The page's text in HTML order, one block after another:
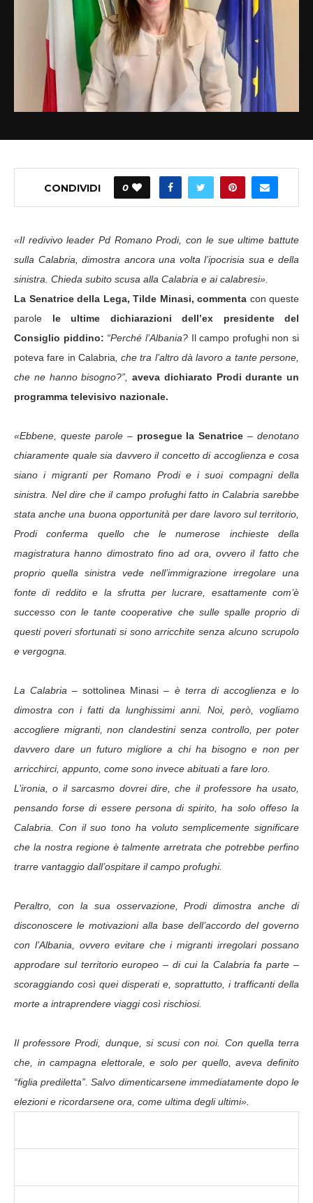
CONDIVIDI 0
«Il redivivo leader Pd Romano Prodi, con le sue ultime battute
sulla Calabria, dimostra ancora una volta l’ipocrisia sua e della
sinistra. Chieda subito scusa alla Calabria e ai calabresi».
La Senatrice della Lega, Tilde Minasi, commenta con queste
parole le ultime dichiarazioni
dell’ex presidente del
Consiglio piddino: “Perché l’Albania?Il campo profughi non si
poteva fare in Calabria , che tra l’altro dà lavoro a tante persone,
che ne hanno bisogno?”,
aveva dichiarato Prodi durante un
programma televisivo nazionale.
«Ebbene, queste parole–prosegue la Senatrice – denotano
chiaramente quale sia davvero il concetto di accoglienza e cosa
siano i migranti per Romano Prodi e i suoi compagni della
sinistra. Nel dire che il campo profughi fatto in Calabria sarebbe
stata anche una buona opportunità per dare lavoro sul territorio,
Prodi conferma quello che le numerose inchieste della
magistratura hanno dimostrato fino ad ora, ovvero il fatto che
proprio quella sinistra vede nell’immigrazione irregolare una
fonte di reddito e la sfrutta per lucrare, esattamente com’è
successo con le tante cooperative che sulle spalle proprio di
questi poveri sfortunati si sono arricchite senza alcuno scrupolo
e vergogna.
La Calabria – sottolinea Minasi – è terra di accoglienza e lo
dimostra con i fatti da lunghissimi anni. Noi, però, vogliamo
accogliere migranti, non clandestini senza controllo, per poter
davvero dare un futuro migliore a chi ha bisogno e non per
arricchirci, appunto, come sono invece abituati a fare loro.
L’ironia, o il sarcasmo dovrei dire, che il professore ha usato,
pensando forse di essere persona di spirito, ha solo offeso la
Calabria. Con il suo tono ha voluto semplicemente significare
che la nostra regione è talmente arretrata che potrebbe perfino
trarre vantaggio dall’ospitare il campo profughi.
Peraltro, con la sua osservazione, Prodi dimostra anche di
disconoscere le motivazioni alla base dell’accordo del governo
con l’Albania, ovvero evitare che i migranti irregolari possano
approdare sul territorio europeo – di cui la Calabria fa parte –
scoraggiando così quei disperati e, soprattutto, i trafficanti della
morte a intraprendere viaggi così rischiosi.
Il professore Prodi, dunque, si scusi con noi. Con quella terra
che, in campagna elettorale, e solo per quello, aveva definito
“figlia prediletta”. Salvo dimenticarsene immediatamente dopo le
elezioni e ricordarsene ora, come ultima degli ultimi».